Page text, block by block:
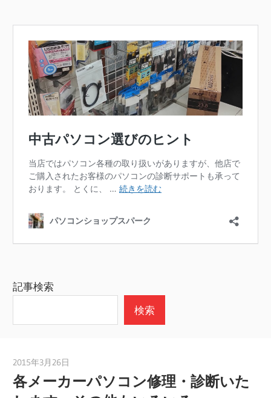
2015年3月26日
各メーカーパソコン修理・診断いた
記事検索
検索